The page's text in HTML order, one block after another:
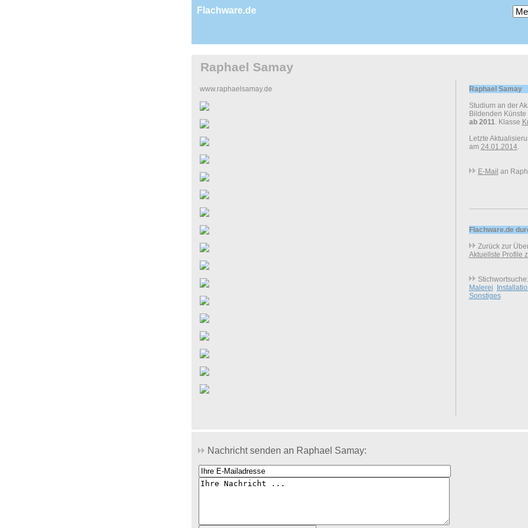
Flachware.de
Raphael Samay
www.raphaelsamay.de
Raphael Samay
Studium an der
Bildenden
ab 2011. Klasse
Letzte
am 24.01.2014.
E-Mail an
Flachware.de
Zurück zur
Aktuellste Profile
Stichwortsuche:
Malerei
Sonstiges
Nachricht senden an Raphael Samay: